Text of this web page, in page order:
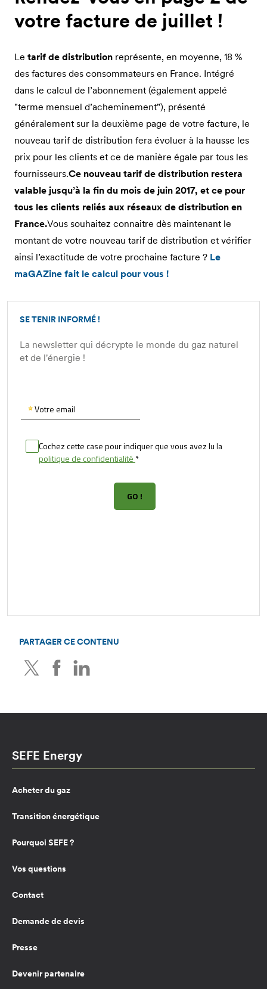
votre facture de juillet !
Le tarif de distribution représente, en moyenne, 18 %
des factures des consommateurs en France. Intégré
dans le calcul de l’abonnement (également appelé
"terme mensuel d’acheminement"), présenté
généralement sur la deuxième page de votre facture, le
nouveau tarif de distribution fera évoluer à la hausse les
prix pour les clients et ce de manière égale par tous les
fournisseurs.Ce nouveau tarif de distribution restera
valable jusqu’à la fin du mois de juin 2017, et ce pour
tous les clients reliés aux réseaux de distribution en
France.Vous souhaitez connaitre dès maintenant le
montant de votre nouveau tarif de distribution et vérifier
ainsi l’exactitude de votre prochaine facture ? Le
maGAZine fait le calcul pour vous !
SE TENIR INFORMÉ !
La newsletter qui décrypte le monde du gaz naturel
et de l'énergie !
PARTAGER CE CONTENU
TwitterFacebook
SEFE Energy
Acheter du gaz
Transition énergétique
Pourquoi SEFE ?
Vos questions
Contact
Demande de devis
Presse
Devenir partenaire